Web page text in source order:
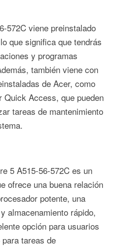
572C viene preinstalado
que significa que tendrás
y programas
también viene con
de Acer, como
Access, que pueden
tareas de mantenimiento
5 A515-56-572C es un
ofrece una buena relación
potente, una
almacenamiento rápido,
opción para usuarios
tareas de